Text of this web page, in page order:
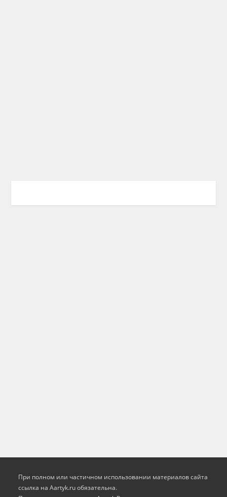
При полном или частичном использовании материалов сайта
ссылка на Aartyk.ru oбязательна.